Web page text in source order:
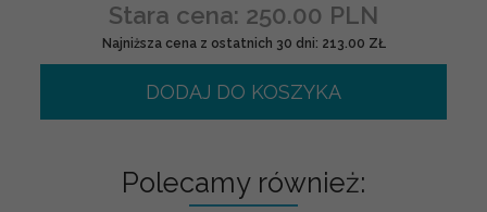
Stara cena: 250.00 PLN
Najniższa cena z ostatnich 30 dni: 213.00 ZŁ
DODAJ DO KOSZYKA
Polecamy również: